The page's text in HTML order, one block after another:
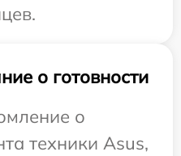
о готовности
о
техники Asus,